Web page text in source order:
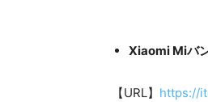
Xiaomi Miバ
【URL】 https://